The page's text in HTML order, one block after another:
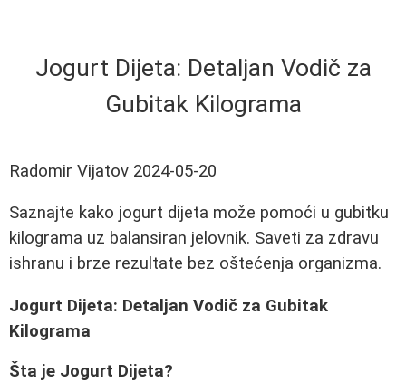
Jogurt Dijeta: Detaljan Vodič za
Gubitak Kilograma
Radomir Vijatov 2024-05-20
Saznajte kako jogurt dijeta može pomoći u gubitku
kilograma uz balansiran jelovnik. Saveti za zdravu
ishranu i brze rezultate bez oštećenja organizma.
Jogurt Dijeta: Detaljan Vodič za Gubitak
Kilograma
Šta je Jogurt Dijeta?